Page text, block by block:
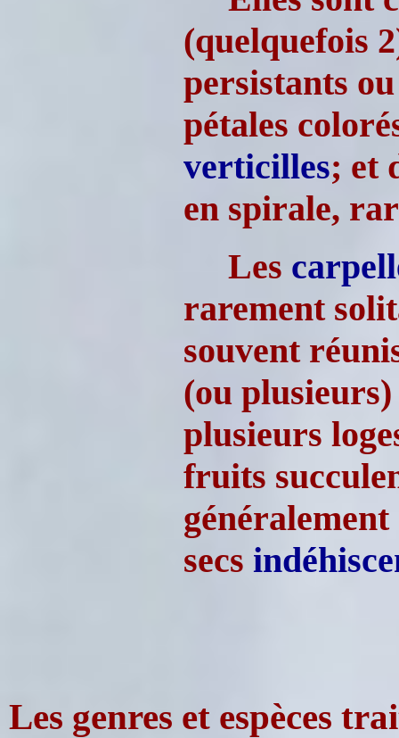
(quelquefois
persistants
pétales
verticilles; et
en spirale,
Les
rarement
souvent
(ou
plusieurs
fruits
secs
Les genres et espèces